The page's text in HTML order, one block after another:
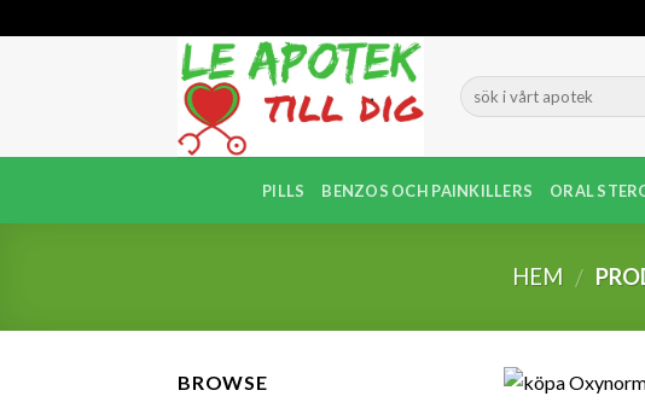
to
PILLS BENZOS OCH PAINKILLERS ORAL
HEM /
BROWSE